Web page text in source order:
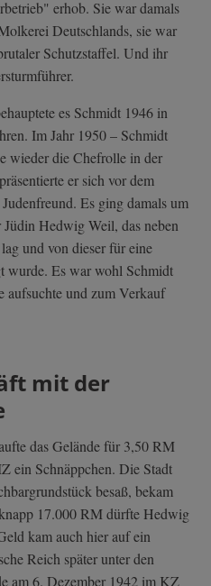
erhob. Sie war damals
Deutschlands, sie war
Schutzstaffel. Und ihr
es Schmidt 1946 in
Im Jahr 1950 – Schmidt
wieder die Chefrolle in der
er sich vor dem
Es ging damals um
Hedwig Weil, das neben
und von dieser für eine
wurde. Es war wohl Schmidt
aufsuchte und zum Verkauf
mit der
das Gelände für 3,50 RM
ein Schnäppchen. Die Stadt
besaß, bekam
17.000 RM dürfte Hedwig
kam auch hier auf ein
Reich später unter den
am 6. Dezember 1942 im KZ